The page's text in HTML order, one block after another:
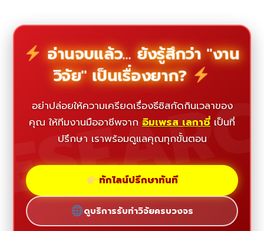
อ่านจบแล้ว... ยังรู้สึกว่า "งาน
วิจัย" เป็นเรื่องยาก?
อย่าปล่อยให้ความเครียดเรื่องธีซิสกัดกินเวลาของ
คุณ ให้ทีมงานมืออาชีพจาก อิมเพรส เลกาซี่ เป็นที่
ปรึกษา เราพร้อมดูแลคุณทุกขั้นตอน
ทักไลน์ปรึกษาทันที
ดูบริการรับทำวิจัยครบวงจร